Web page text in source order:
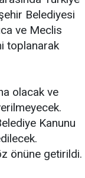
Belediyesi
ve Meclis
toplanarak
olacak ve
Kanunu
önüne getirildi.